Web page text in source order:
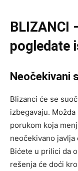
BLIZANCI
pogledate
Neočekivani
Blizanci će se
izbegavaju.
porukom koja
neočekivano
Bićete u prilici da
rešenja će doći